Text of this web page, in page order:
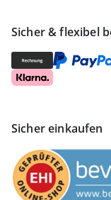
Sicher & flexibel
Sicher einkaufen